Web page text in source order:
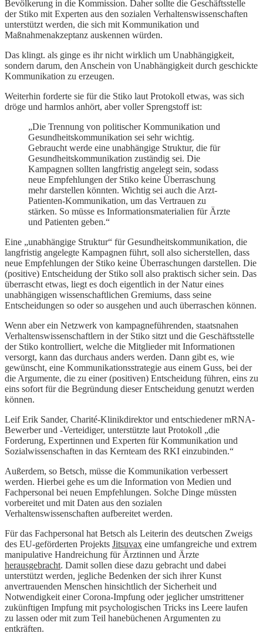
Bevölkerung in die Kommission. Daher sollte die Geschäftsstelle
der Stiko mit Experten aus den sozialen Verhaltenswissenschaften
unterstützt werden, die sich mit Kommunikation und
Maßnahmenakzeptanz auskennen würden.
Das klingt. als ginge es ihr nicht wirklich um Unabhängigkeit,
sondern darum, den Anschein von Unabhängigkeit durch geschickte
Kommunikation zu erzeugen.
Weiterhin forderte sie für die Stiko laut Protokoll etwas, was sich
dröge und harmlos anhört, aber voller Sprengstoff ist:
„Die Trennung von politischer Kommunikation und
Gesundheitskommunikation sei sehr wichtig.
Gebraucht werde eine unabhängige Struktur, die für
Gesundheitskommunikation zuständig sei. Die
Kampagnen sollten langfristig angelegt sein, sodass
neue Empfehlungen der Stiko keine Überraschung
mehr darstellen könnten. Wichtig sei auch die Arzt-
Patienten-Kommunikation, um das Vertrauen zu
stärken. So müsse es Informationsmaterialien für Ärzte
und Patienten geben.“
Eine „unabhängige Struktur“ für Gesundheitskommunikation, die
langfristig angelegte Kampagnen führt, soll also sicherstellen, dass
neue Empfehlungen der Stiko keine Überraschungen darstellen. Die
(positive) Entscheidung der Stiko soll also praktisch sicher sein. Das
überrascht etwas, liegt es doch eigentlich in der Natur eines
unabhängigen wissenschaftlichen Gremiums, dass seine
Entscheidungen so oder so ausgehen und auch überraschen können.
Wenn aber ein Netzwerk von kampagneführenden, staatsnahen
Verhaltenswissenschaftlern in der Stiko sitzt und die Geschäftsstelle
der Stiko kontrolliert, welche die Mitglieder mit Informationen
versorgt, kann das durchaus anders werden. Dann gibt es, wie
gewünscht, eine Kommunikationsstrategie aus einem Guss, bei der
die Argumente, die zu einer (positiven) Entscheidung führen, eins zu
eins sofort für die Begründung dieser Entscheidung genutzt werden
können.
Leif Erik Sander, Charité-Klinikdirektor und entschiedener mRNA-
Bewerber und -Verteidiger, unterstützte laut Protokoll „die
Forderung, Expertinnen und Experten für Kommunikation und
Sozialwissenschaften in das Kernteam des RKI einzubinden.“
Außerdem, so Betsch, müsse die Kommunikation verbessert
werden. Hierbei gehe es um die Information von Medien und
Fachpersonal bei neuen Empfehlungen. Solche Dinge müssten
vorbereitet und mit Daten aus den sozialen
Verhaltenswissenschaften aufbereitet werden.
Für das Fachpersonal hat Betsch als Leiterin des deutschen Zweigs
des EU-geförderten Projekts Jitsuvax eine umfangreiche und extrem
manipulative Handreichung für Ärztinnen und Ärzte
herausgebracht. Damit sollen diese dazu gebracht und dabei
unterstützt werden, jegliche Bedenken der sich ihrer Kunst
anvertrauenden Menschen hinsichtlich der Sicherheit und
Notwendigkeit einer Corona-Impfung oder jeglicher umstrittener
zukünftigen Impfung mit psychologischen Tricks ins Leere laufen
zu lassen oder mit zum Teil hanebüchenen Argumenten zu
entkräften.